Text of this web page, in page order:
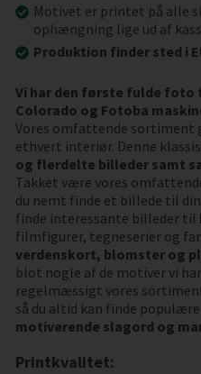
Motivet er printet på alle
ophængning lige ud af
Produktion finder sted i
Vi har den første fulde foto
Colorado og Fotoba
Vores omfattende sortiment
ethvert interiør. Denne
og flerdelte billeder samt
Takket være vores
du nemt finde et billede til din
finde interessante billeder til
filmfigurer, tegneserier og
verdenskort, blomster og
blot nogle af de motiver vi
regelmæssigt vores
så du altid kan finde
motiverende slagord og
Printkvalitet: